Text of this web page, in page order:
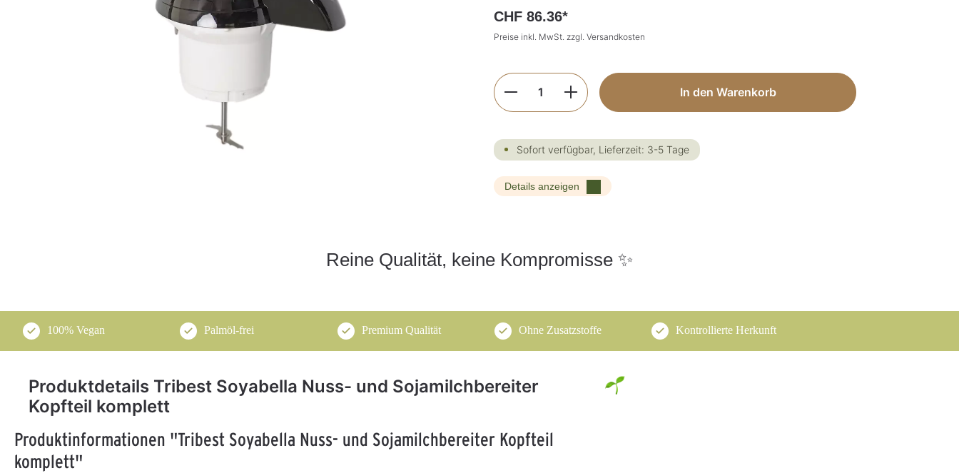
CHF 86.36*
Preise inkl. MwSt. zzgl. Versandkosten
Produkt Anzahl: Gib den gewünschten Wert ein oder
In den Warenkorb
Sofort verfügbar, Lieferzeit: 3-5 Tage
Details anzeigen
Reine Qualität, keine Kompromisse ✨
100% Vegan Palmöl-frei Premium Qualität Ohne Zusatzstoffe Kontrollierte Herkunft
Produktdetails Tribest Soyabella Nuss- und Sojamilchbereiter
Kopfteil komplett
Produktinformationen "Tribest Soyabella Nuss- und Sojamilchbereiter Kopfteil
komplett"